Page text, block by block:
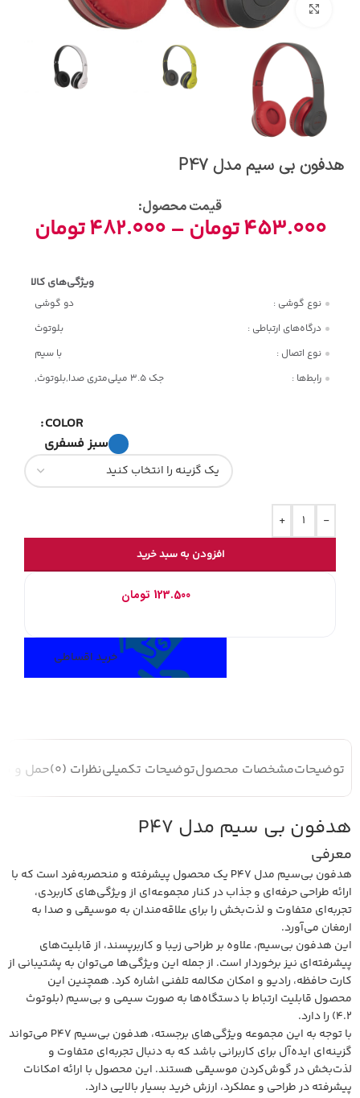
بزرگنمایی تصویر
هدفون بی سیم مدل P47
قیمت محصول:​
453.000تومان –
482.000تومان
نوع گوشی :
دو گوشی
درگاه‌های ارتباطی :
بلوتوث
نوع اتصال :
با سیم
رابط‌ها :
جک 3.5 میلی‌متری صدا,بلوتوث,
COLOR
سبز فسفری
-
+
افزودن به سبد خرید
123.500 تومان
خرید اقساطی
توضیحاتمشخصات محصولتوضیحات تکمیلینظرات (0) حمل و
هدفون بی سیم مدل P47
معرفی
هدفون بی‌سیم مدل P47 یک محصول پیشرفته و منحصربه‌فرد است که با
ارائه طراحی حرفه‌ای و جذاب در کنار مجموعه‌ای از ویژگی‌های کاربردی،
تجربه‌ای متفاوت و لذت‌بخش را برای علاقه‌مندان به موسیقی و صدا به
ارمغان می‌آورد.
این هدفون بی‌سیم، علاوه بر طراحی زیبا و کاربرپسند، از قابلیت‌های
پیشرفته‌ای نیز برخوردار است. از جمله این ویژگی‌ها می‌توان به پشتیبانی از
کارت حافظه، رادیو و امکان مکالمه تلفنی اشاره کرد. همچنین این
محصول قابلیت ارتباط با دستگاه‌ها به صورت سیمی و بی‌سیم (بلوتوث
4.2) را دارد.
با توجه به این مجموعه ویژگی‌های برجسته، هدفون بی‌سیم P47 می‌تواند
گزینه‌ای ایده‌آل برای کاربرانی باشد که به دنبال تجربه‌ای متفاوت و
لذت‌بخش در گوش‌کردن موسیقی هستند. این محصول با ارائه امکانات
پیشرفته در طراحی و عملکرد، ارزش خرید بسیار بالایی دارد.